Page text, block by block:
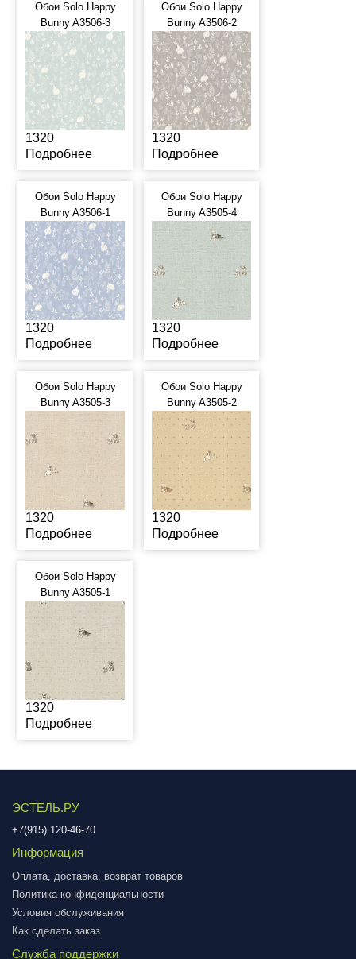
Обои Solo Happy
Bunny A3506-3
1320
Подробнее
Обои Solo Happy
Bunny A3506-2
1320
Подробнее
Обои Solo Happy
Bunny A3506-1
1320
Подробнее
Обои Solo Happy
Bunny A3505-4
1320
Подробнее
Обои Solo Happy
Bunny A3505-3
1320
Подробнее
Обои Solo Happy
Bunny A3505-2
1320
Подробнее
Обои Solo Happy
Bunny A3505-1
1320
Подробнее
ЭСТЕЛЬ.РУ
+7(915) 120-46-70
Информация
Оплата, доставка, возврат товаров
Политика конфиденциальности
Условия обслуживания
Как сделать заказ
Служба поддержки